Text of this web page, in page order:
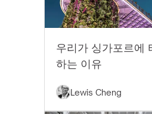
우리가 싱가포르에
하는 이유
Lewis Cheng